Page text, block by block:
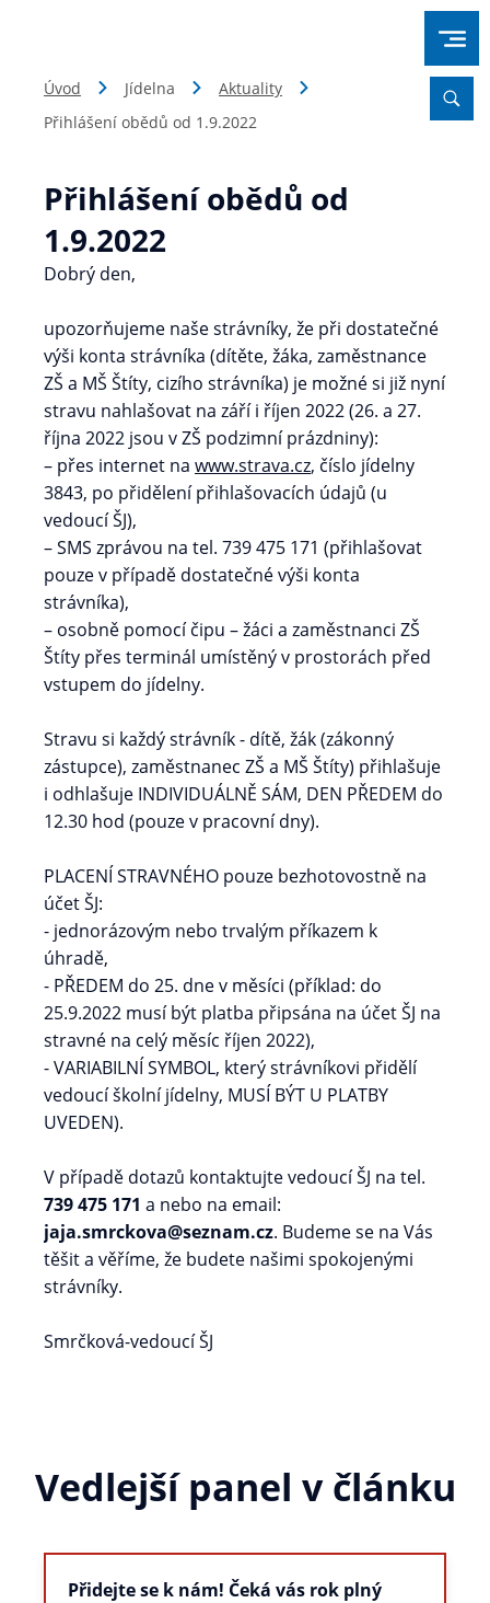
Úvod Jídelna
Aktuality
Přihlášení obědů od 1.9.2022
Přihlášení obědů od
1.9.2022
Dobrý den,
upozorňujeme naše strávníky, že při dostatečné
výši konta strávníka (dítěte, žáka, zaměstnance
ZŠ a MŠ Štíty, cizího strávníka) je možné si již nyní
stravu nahlašovat na září i říjen 2022 (26. a 27.
října 2022 jsou v ZŠ podzimní prázdniny):
– přes internet na www.strava.cz, číslo jídelny
3843, po přidělení přihlašovacích údajů (u
vedoucí ŠJ),
– SMS zprávou na tel. 739 475 171 (přihlašovat
pouze v případě dostatečné výši konta
strávníka),
– osobně pomocí čipu – žáci a zaměstnanci ZŠ
Štíty přes terminál umístěný v prostorách před
vstupem do jídelny.
Stravu si každý strávník - dítě, žák (zákonný
zástupce), zaměstnanec ZŠ a MŠ Štíty) přihlašuje
i odhlašuje INDIVIDUÁLNĚ SÁM, DEN PŘEDEM do
12.30 hod (pouze v pracovní dny).
PLACENÍ STRAVNÉHO pouze bezhotovostně na
účet ŠJ:
- jednorázovým nebo trvalým příkazem k
úhradě,
- PŘEDEM do 25. dne v měsíci (příklad: do
25.9.2022 musí být platba připsána na účet ŠJ na
stravné na celý měsíc říjen 2022),
- VARIABILNÍ SYMBOL, který strávníkovi přidělí
vedoucí školní jídelny, MUSÍ BÝT U PLATBY
UVEDEN).
V případě dotazů kontaktujte vedoucí ŠJ na tel.
739 475 171 a nebo na email:
jaja.smrckova@seznam.cz. Budeme se na Vás
těšit a věříme, že budete našimi spokojenými
strávníky.
Smrčková-vedoucí ŠJ
Vedlejší panel v článku
Přidejte se k nám! Čeká vás rok plný